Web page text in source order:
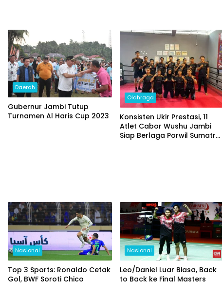
Daerah
Gubernur Jambi Tutup
Turnamen Al Haris Cup 2023
Olahraga
Konsisten Ukir Prestasi, 11
Atlet Cabor Wushu Jambi
Siap Berlaga Porwil Sumatra
Nasional
Top 3 Sports: Ronaldo Cetak
Gol, BWF Soroti Chico
Nasional
Leo/Daniel Luar Biasa, Back
to Back ke Final Masters